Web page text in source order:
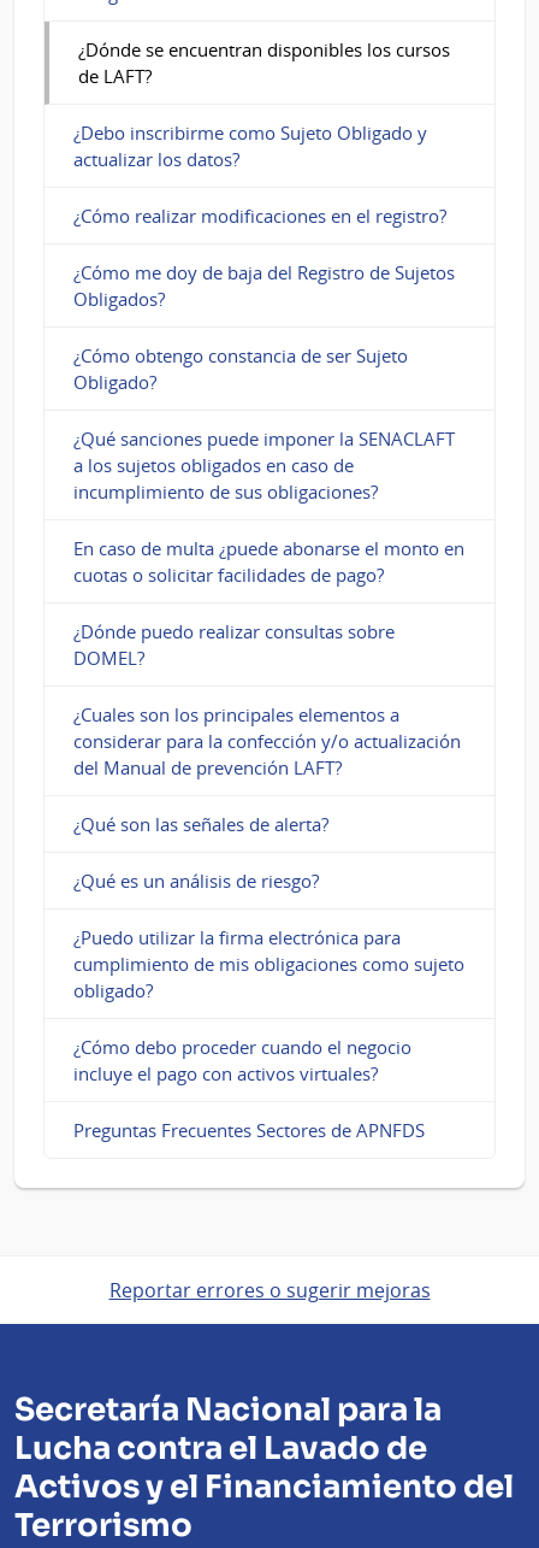
¿Dónde se encuentran disponibles los cursos
de LAFT?
¿Debo inscribirme como Sujeto Obligado y
actualizar los datos?
¿Cómo realizar modificaciones en el registro?
¿Cómo me doy de baja del Registro de Sujetos
Obligados?
¿Cómo obtengo constancia de ser Sujeto
Obligado?
¿Qué sanciones puede imponer la SENACLAFT
a los sujetos obligados en caso de
incumplimiento de sus obligaciones?
En caso de multa ¿puede abonarse el monto en
cuotas o solicitar facilidades de pago?
¿Dónde puedo realizar consultas sobre
DOMEL?
¿Cuales son los principales elementos a
considerar para la confección y/o actualización
del Manual de prevención LAFT?
¿Qué son las señales de alerta?
¿Qué es un análisis de riesgo?
¿Puedo utilizar la firma electrónica para
cumplimiento de mis obligaciones como sujeto
obligado?
¿Cómo debo proceder cuando el negocio
incluye el pago con activos virtuales?
Preguntas Frecuentes Sectores de APNFDS
Reportar errores o sugerir mejoras
Secretaría Nacional para la
Lucha contra el Lavado de
Activos y el Financiamiento del
Terrorismo